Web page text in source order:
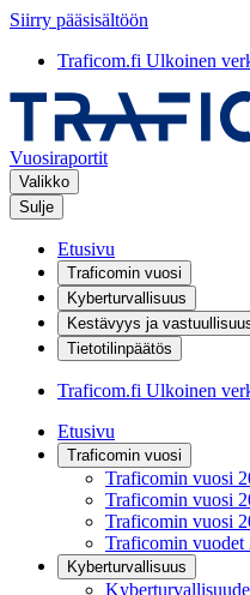
Siirry pääsisältöön
Traficom.fi Ulkoinen
Vuosiraportit
Valikko
Sulje
Etusivu
Traficomin vuosi
Kyberturvallisuus
Kestävyys ja
Tietotilinpäätös
Traficom.fi Ulkoinen
Etusivu
Traficomin vuosi
Traficomin vuosi
Traficomin vuosi
Traficomin vuosi
Traficomin vuodet
Kyberturvallisuus